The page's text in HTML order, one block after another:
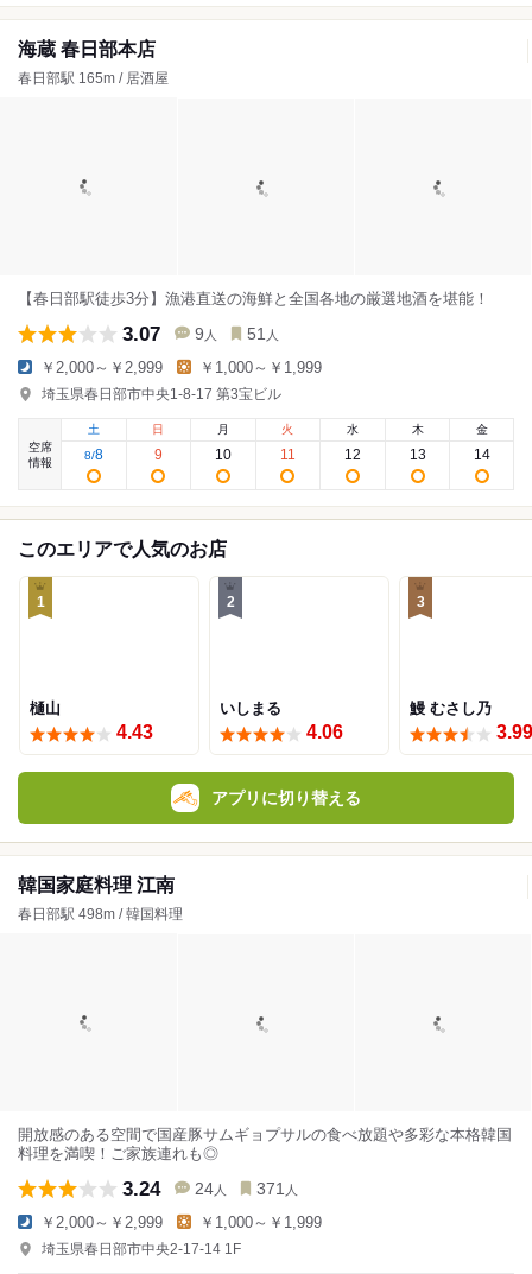
海蔵 春日部本店
春日部駅 165m / 居酒屋
【春日部駅徒歩3分】漁港直送の海鮮と全国各地の厳選地酒を堪能！
3.07 9 人 51 人
￥2,000～￥2,999 ￥1,000～￥1,999
埼玉県春日部市中央1-8-17 第3宝ビル
空席
情報
土
8/8
日
9
月
10
火
11
水
12
木
13
金
14
このエリアで人気のお店
1
樋山
4.43
2
いしまる
4.06
3
鰻 むさし乃
3.99
アプリに切り替える
韓国家庭料理 江南
春日部駅 498m / 韓国料理
開放感のある空間で国産豚サムギョプサルの食べ放題や多彩な本格韓国
料理を満喫！ご家族連れも◎
3.24 24 人 371 人
￥2,000～￥2,999 ￥1,000～￥1,999
埼玉県春日部市中央2-17-14 1F